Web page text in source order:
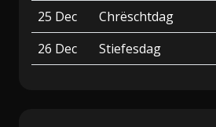
25 Dec
Chrëschtdag
26 Dec
Stiefesdag